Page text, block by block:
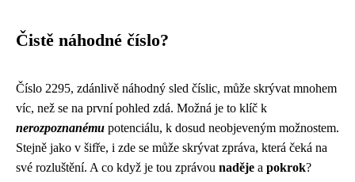
Čistě náhodné číslo?
Číslo 2295, zdánlivě náhodný sled číslic, může skrývat mnohem
víc, než se na první pohled zdá. Možná je to klíč k
nerozpoznanému potenciálu, k dosud neobjeveným možnostem.
Stejně jako v šifře, i zde se může skrývat zpráva, která čeká na
své rozluštění. A co když je tou zprávou naděje a pokrok?